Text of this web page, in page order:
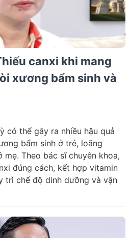
canxi khi mang
xương bẩm sinh và
có thể gây ra nhiều hậu quả
bẩm sinh ở trẻ, loãng
Theo bác sĩ chuyên khoa,
đúng cách, kết hợp vitamin
trì chế độ dinh dưỡng và vận